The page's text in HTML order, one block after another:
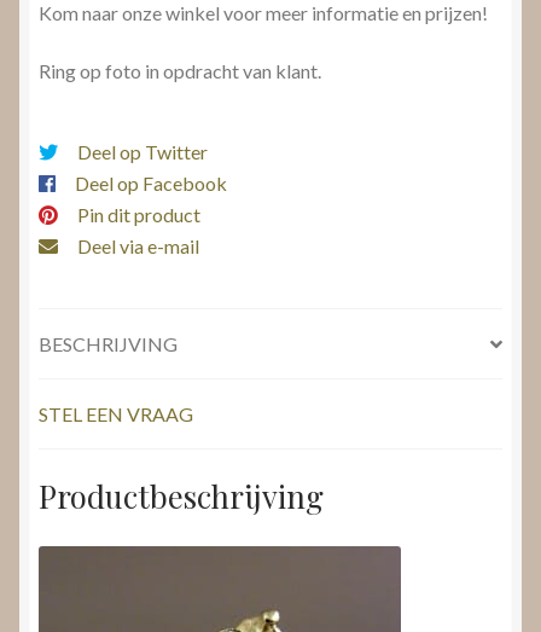
Kom naar onze winkel voor meer informatie en prijzen!
Ring op foto in opdracht van klant.
Deel op Twitter
Deel op Facebook
Pin dit product
Deel via e-mail
BESCHRIJVING
STEL EEN VRAAG
Productbeschrijving